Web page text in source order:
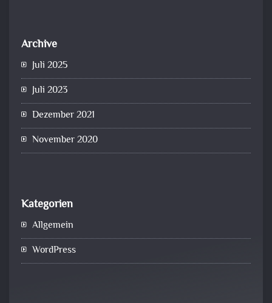
Archive
Juli 2025
Juli 2023
Dezember 2021
November 2020
Kategorien
Allgemein
WordPress